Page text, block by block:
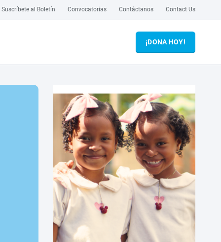
Suscríbete al Boletín Convocatorias Contáctanos Contact Us
¡DONA HOY!